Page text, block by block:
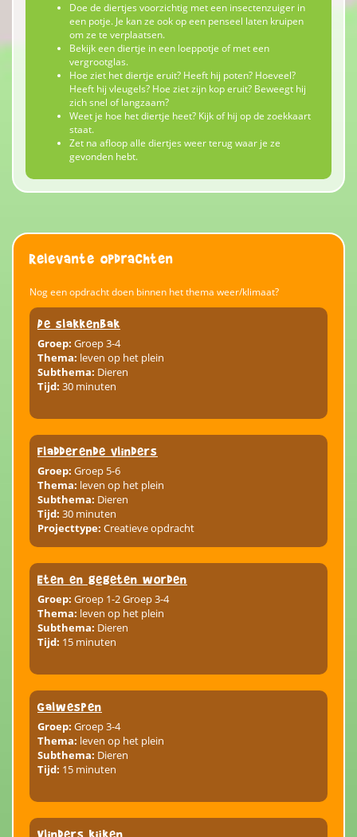
Doe de diertjes voorzichtig met een insectenzuiger in
een potje. Je kan ze ook op een penseel laten kruipen
om ze te verplaatsen.
Bekijk een diertje in een loeppotje of met een
vergrootglas.
Hoe ziet het diertje eruit? Heeft hij poten? Hoeveel?
Heeft hij vleugels? Hoe ziet zijn kop eruit? Beweegt hij
zich snel of langzaam?
Weet je hoe het diertje heet? Kijk of hij op de zoekkaart
staat.
Zet na afloop alle diertjes weer terug waar je ze
gevonden hebt.
Relevante opdrachten
Nog een opdracht doen binnen het thema weer/klimaat?
De slakkenbak
Groep: Groep 3-4
Thema: leven op het plein
Subthema: Dieren
Tijd: 30 minuten
Fladderende vlinders
Groep: Groep 5-6
Thema: leven op het plein
Subthema: Dieren
Tijd: 30 minuten
Projecttype: Creatieve opdracht
Eten en gegeten worden
Groep: Groep 1-2 Groep 3-4
Thema: leven op het plein
Subthema: Dieren
Tijd: 15 minuten
Galwespen
Groep: Groep 3-4
Thema: leven op het plein
Subthema: Dieren
Tijd: 15 minuten